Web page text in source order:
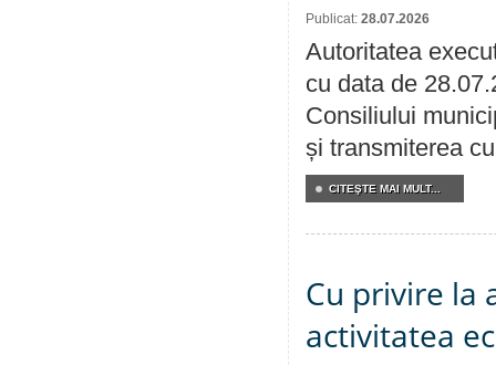
Publicat: 28.07.2026
Autoritatea
cu data de
Consiliului
și transmiterea
CITEŞTE MAI MULT...
Cu privire la
activitatea